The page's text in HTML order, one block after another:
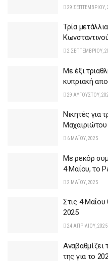
29 ΣΕΠΤΕΜΒΡΊΟΥ,
Τρία
2 ΣΕΠΤΕΜΒΡΊΟΥ,
Με έξι
κυπριακή
29 ΑΥΓΟΎΣΤΟΥ,
Νικητές για
6 ΜΑΪ́ΟΥ, 2025
Mε ρεκόρ
4 Μαΐου, το
2 ΜΑΪ́ΟΥ, 2025
Στις 4 Μαΐου
2025
24 ΑΠΡΙΛΊΟΥ, 2025
της για το